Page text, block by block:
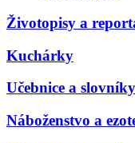
Životopisy a
Kuchárky
Učebnice a slovníky
Náboženstvo a